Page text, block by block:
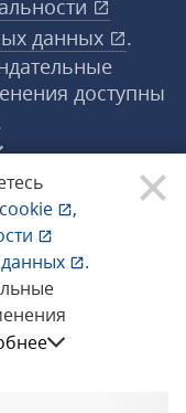
cookie
,
.
данных
.
доступны
Все права